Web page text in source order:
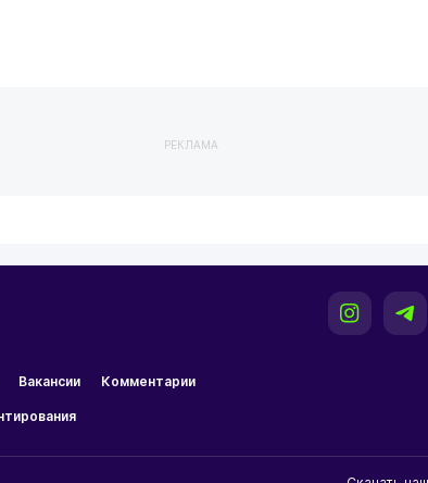
РЕКЛАМА
Вакансии Комментарии